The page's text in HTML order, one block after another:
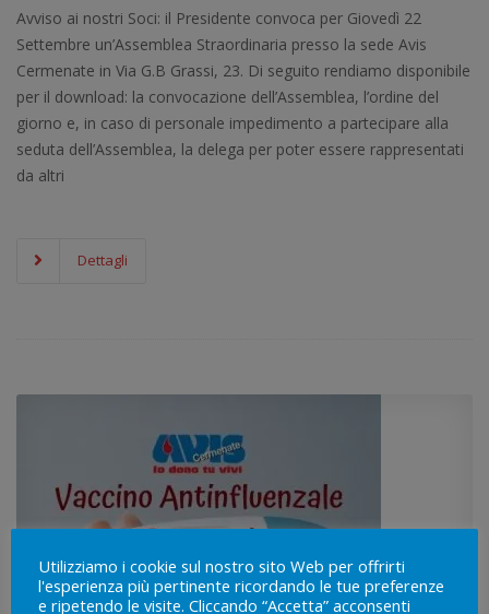
Avviso ai nostri Soci: il Presidente convoca per Giovedì 22
Settembre un’Assemblea Straordinaria presso la sede Avis
Cermenate in Via G.B Grassi, 23. Di seguito rendiamo disponibile
per il download: la convocazione dell’Assemblea, l’ordine del
giorno e, in caso di personale impedimento a partecipare alla
seduta dell’Assemblea, la delega per poter essere rappresentati
da altri
Dettagli
Utilizziamo i cookie sul nostro sito Web per offrirti
l'esperienza più pertinente ricordando le tue preferenze
e ripetendo le visite. Cliccando “Accetta” acconsenti